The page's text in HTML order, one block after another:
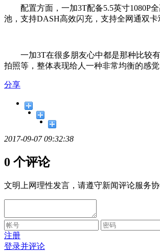
配置方面，一加3T配备5.5英寸1080P全
池，支持DASH高效闪充，支持全网通双卡
一加3T在很多朋友心中都是那种比较有
拍照等，整体表现给人一种非常均衡的感
分享
2017-09-07 09:32:38
0 个评论
文明上网理性发言，请遵守新闻评论服务
注册
登录并评论